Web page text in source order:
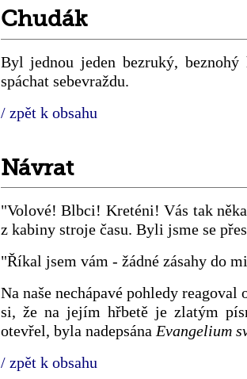
Chudák
Byl jednou jeden bezruký,
spáchat sebevraždu.
/ zpět k obsahu
Návrat
"Volové! Blbci! Kreténi! Vás tak
z kabiny stroje času. Byli jsme se
"Říkal jsem vám - žádné zásahy do
Na naše nechápavé pohledy
si, že na jejím hřbetě je zlatým
otevřel, byla nadepsána Evangelium
/ zpět k obsahu